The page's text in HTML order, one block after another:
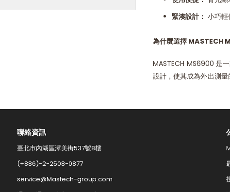
緊湊設計： 小巧輕
為什麼選擇 MASTECH
MASTECH MS6900 是
設計，使其成為外出測
聯絡資訊​
臺北市內湖區潭美街537號8樓
(+886)-2-2508-0877​
service@Mastech-group.com​